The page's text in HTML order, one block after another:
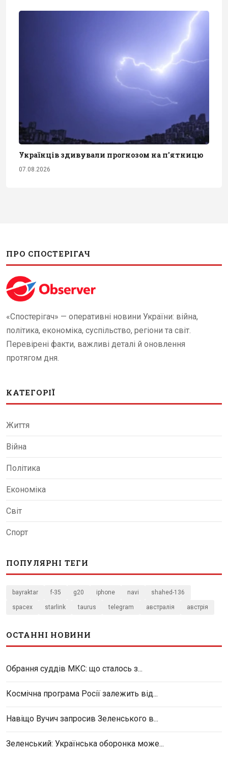
Українців здивували прогнозом на п'ятницю
07.08.2026
ПРО СПОСТЕРІГАЧ
«Спостерігач» — оперативні новини України: війна,
політика, економіка, суспільство, регіони та світ.
Перевірені факти, важливі деталі й оновлення
протягом дня.
КАТЕГОРІЇ
Життя
Війна
Політика
Економіка
Світ
Спорт
ПОПУЛЯРНІ ТЕГИ
bayraktar f-35 g20 iphone navi shahed-136
spacex starlink taurus telegram австралія австрія
ОСТАННІ НОВИНИ
Обрання суддів МКС: що сталось з...
Космічна програма Росії залежить від...
Навіщо Вучич запросив Зеленського в...
Зеленський: Українська оборонка може...